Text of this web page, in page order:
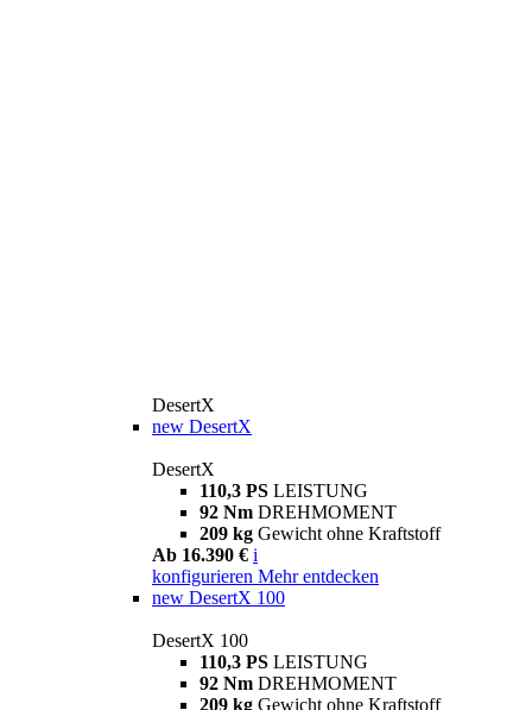
DesertX
new DesertX
DesertX
110,3 PS LEISTUNG
92 Nm DREHMOMENT
209 kg Gewicht ohne Kraftstoff
Ab 16.390 € i
konfigurieren Mehr entdecken
new DesertX 100
DesertX 100
110,3 PS LEISTUNG
92 Nm DREHMOMENT
209 kg Gewicht ohne Kraftstoff